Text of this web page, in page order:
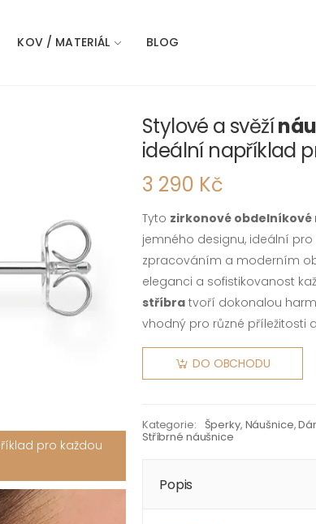
KOV / MATERIÁL BLOG
pro každou
Stylové a svěží
ideální například
3 290 Kč
Tyto zirkonové obdelníkové
jemného designu, ideální
zpracováním a moderním
eleganci a sofistikovanost
stříbra tvoří dokonalou
vhodný pro různé příležitosti
DO OBCHODU
Kategorie: Šperky, Náušnice,
Stříbrné náušnice
Popis